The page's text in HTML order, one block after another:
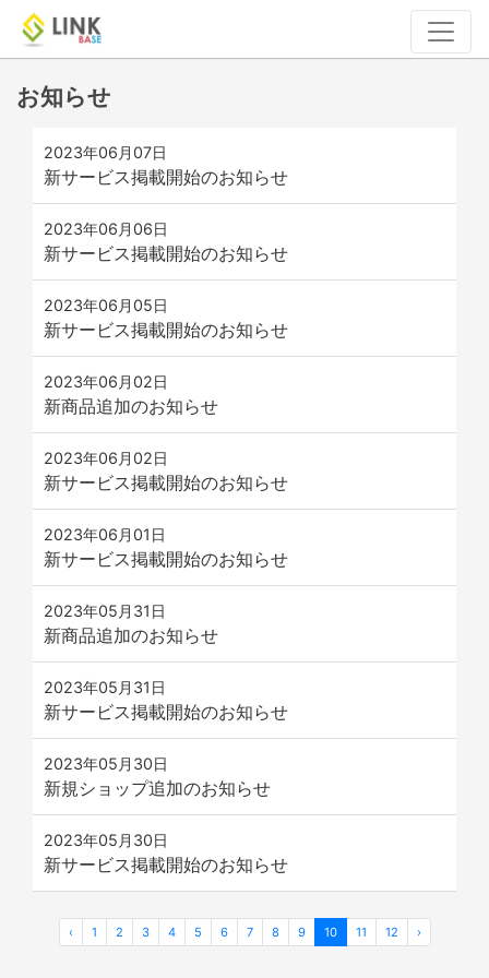
お知らせ
2023年06月07日
新サービス掲載開始のお知らせ
2023年06月06日
新サービス掲載開始のお知らせ
2023年06月05日
新サービス掲載開始のお知らせ
2023年06月02日
新商品追加のお知らせ
2023年06月02日
新サービス掲載開始のお知らせ
2023年06月01日
新サービス掲載開始のお知らせ
2023年05月31日
新商品追加のお知らせ
2023年05月31日
新サービス掲載開始のお知らせ
2023年05月30日
新規ショップ追加のお知らせ
2023年05月30日
新サービス掲載開始のお知らせ
‹ 1 2 3 4 5 6 7 8 9 10 11 12 ›